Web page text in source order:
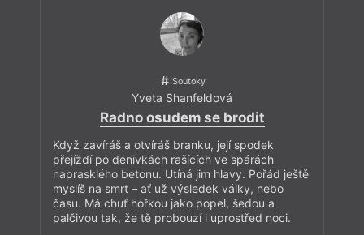
Soutoky
Yveta Shanfeldová
Radno osudem se brodit
Když zavíráš a otvíráš branku, její spodek
přejíždí po denivkách rašících ve spárách
naprasklého betonu. Utíná jim hlavy. Pořád ještě
myslíš na smrt – ať už výsledek války, nebo
času. Má chuť hořkou jako popel, šedou a
palčivou tak, že tě probouzí i uprostřed noci.